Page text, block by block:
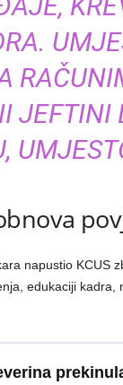
JEFTINI
napustio KCUS
edukaciji